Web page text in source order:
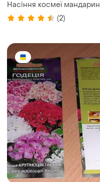
Насіння космеї мандарин
(2)